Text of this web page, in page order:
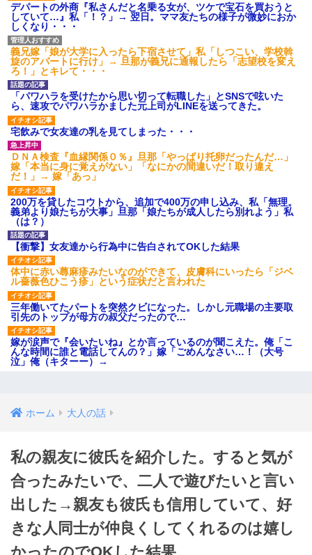
デパートの外商『私さんだと名乗る女が、ツケで宝石を買おうと
していて…』私「！？」→ 翌日。ママ友たちの様子が微妙におか
しくなり・・・
義兄嫁「娘が大学に入ったら下宿させて」私「しつこい、学校斡
旋のアパートに行け」→ 旦那が義兄に通報したら「志望校を変え
ろ！」とキレて・・・
「パワハラを受けたから思い切って転職した」とSNSで呟いた
ら、速攻でパワハラかました元上司がLINEを送ってきた。
宅飲みで女友達の乳を見てしまった・・・
ＤＮＡ検査『血縁関係０％』旦那「やっぱり托卵だったんだ…」
嫁「本当に身に覚えがない」「なにかの間違いだ！取り違え
だ！」→ 嫁「あっ」
200万を貸したコウトから、追加で400万の申し込み、私「無理。
義弟より娘たちが大事」旦那「娘たちが成人したら別れよう」私
（は？）
【衝撃】女友達から行為中に告白されてOKした結果
体中に赤い蕁麻疹みたいなのができて、皮膚科にいったら「ジベ
ル薔薇色ひこう疹」という症状だと言われた
三年働いてたパートを突然クビになった。しかし元職場の主要取
引先のトップが母方の叔父だったので…
嫁が涙声で『会いたいね』とか言っているのが聞こえた。俺「こ
んな時間に誰と電話してんの？」嫁「ごめんなさい…！（大号
泣」俺（キターー）→
ホーム 大人の話
私の親友に彼氏を紹介した。すると気が
合ったみたいで、二人で遊びたいと言い
出した→親友も彼氏も信用していて、好
きな人同士が仲良くしてくれるのは嬉し